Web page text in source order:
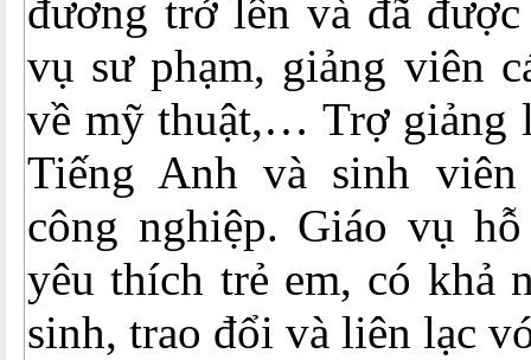
đương trở lên và đã
vụ sư phạm, giảng viên
về mỹ thuật,… Trợ giảng
Tiếng Anh và sinh viên
công nghiệp. Giáo vụ
yêu thích trẻ em, có khả
sinh, trao đổi và liên lạc